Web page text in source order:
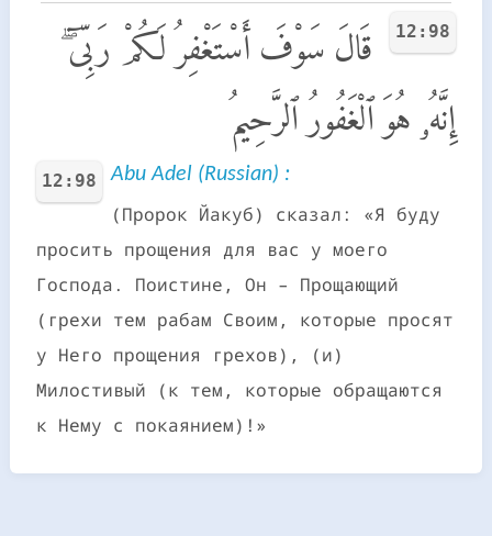
12:98
قَالَ سَوْفَ أَسْتَغْفِرُ لَكُمْ رَبِّىٓ ۖ
إِنَّهُۥ هُوَ ٱلْغَفُورُ ٱلرَّحِيمُ
12:98 Abu Adel (Russian) :
(Пророк Йакуб) сказал: «Я буду
просить прощения для вас у моего
Господа. Поистине, Он – Прощающий
(грехи тем рабам Своим, которые просят
у Него прощения грехов), (и)
Милостивый (к тем, которые обращаются
к Нему с покаянием)!»